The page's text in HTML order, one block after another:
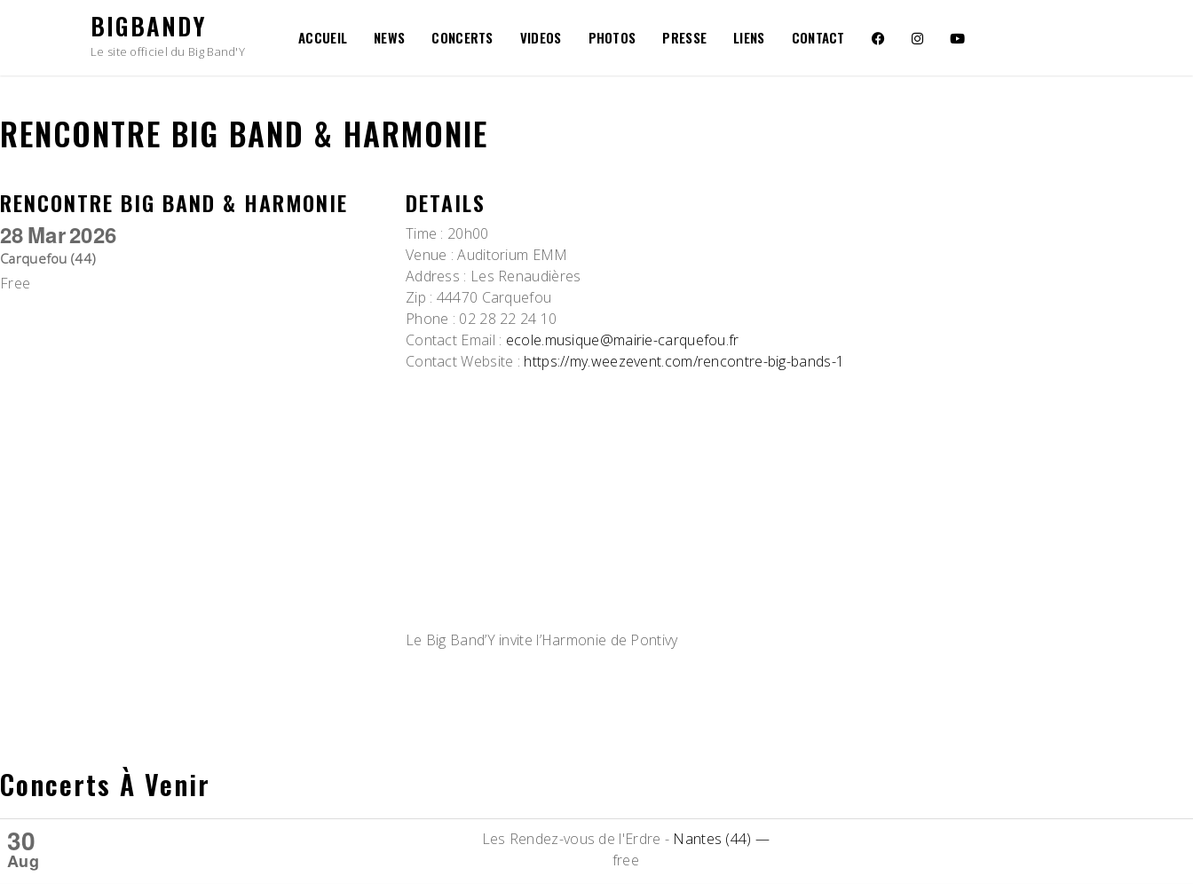
BIGBANDY
Le site officiel du Big Band'Y
ACCUEIL NEWS CONCERTS VIDEOS PHOTOS PRESSE LIENS CONTACT
RENCONTRE BIG BAND & HARMONIE
RENCONTRE BIG BAND & HARMONIE
28Mar2026
Carquefou (44)
Free
DETAILS
Time : 20h00
Venue : Auditorium EMM
Address : Les Renaudières
Zip : 44470 Carquefou
Phone : 02 28 22 24 10
Contact Email : ecole.musique@mairie-carquefou.fr
Contact Website : https://my.weezevent.com/rencontre-big-bands-1
Le Big Band’Y invite l’Harmonie de Pontivy
Concerts À Venir
30
Aug
Les Rendez-vous de l'Erdre - Nantes (44) —
free